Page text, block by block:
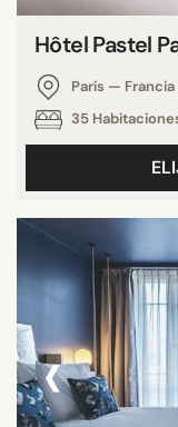
Hôtel Pastel
París — Francia
35
‹